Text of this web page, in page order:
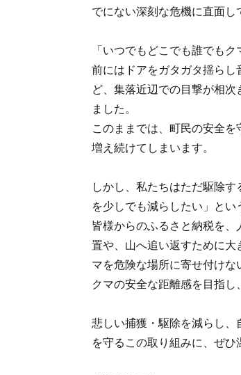
でにない深刻な危機に直面し
「いつでもどこでも誰でも
前にはドアをガタガタ揺ら
ど、集落近辺での目撃が相
ました。
このままでは、町民の安全
増え続けてしまいます。
しかし、私たちはただ駆除
を少しでも減らしたい」とい
皆様からのふるさと納税を
置や、山へ追い返すために大
マを危険な場所に寄せ付けな
クマの安全な距離感を目指し
悲しい捕獲・駆除を減らし
を守るこの取り組みに、ぜひ